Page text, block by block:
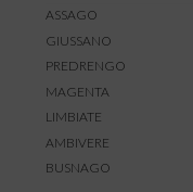
ASSAGO
GIUSSANO
PREDRENGO
MAGENTA
LIMBIATE
AMBIVERE
BUSNAGO